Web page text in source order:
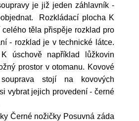
je již jeden záhlavník -
Rozkládací plocha K
těla přispěje rozklad pro
- rozklad je v technické látce.
úschově například lůžkovin
prostor v otomanu. Kovové
stojí na kovových
vybrat jejich provedení - černé
Černé nožičky Posuvná záda